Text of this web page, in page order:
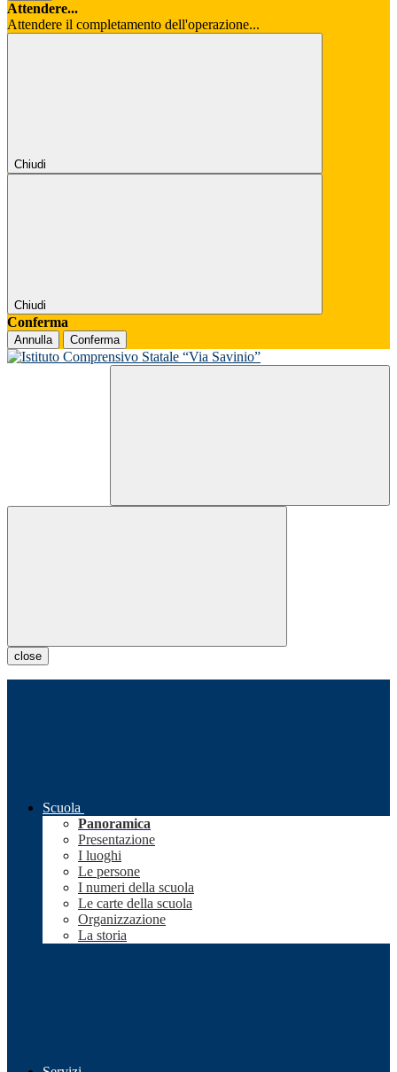
Attendere...
Attendere il completamento dell'operazione...
Chiudi
Chiudi
Conferma
Annulla Conferma
close
Scuola
Panoramica
Presentazione
I luoghi
Le persone
I numeri della scuola
Le carte della scuola
Organizzazione
La storia